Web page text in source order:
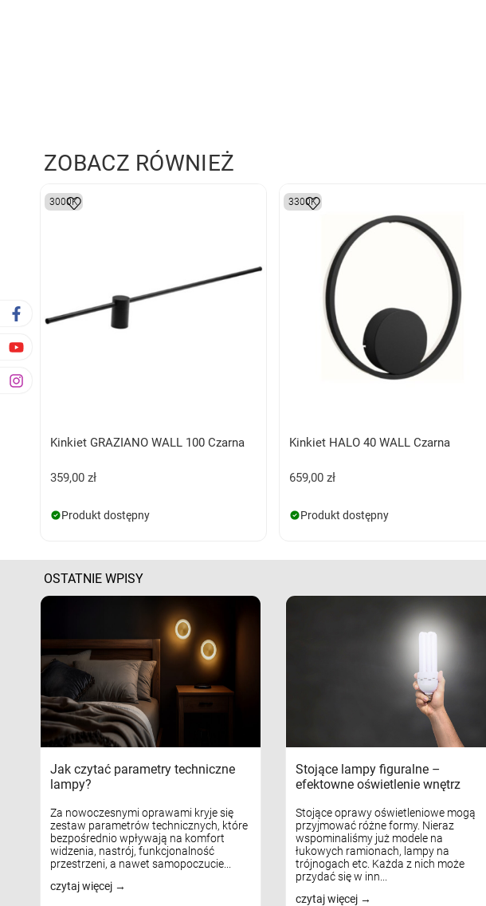
ZOBACZ RÓWNIEŻ
3000K
Kinkiet GRAZIANO WALL 100 Czarna
359,00 zł
Produkt dostępny
3300K
Kinkiet HALO 40 WALL Czarna
659,00 zł
Produkt dostępny
OSTATNIE WPISY
Jak czytać parametry techniczne
lampy?
Za nowoczesnymi oprawami kryje się
zestaw parametrów technicznych, które
bezpośrednio wpływają na komfort
widzenia, nastrój, funkcjonalność
przestrzeni, a nawet samopoczucie...
czytaj więcej
Stojące lampy figuralne –
efektowne oświetlenie wnętrz
Stojące oprawy oświetleniowe mogą
przyjmować różne formy. Nieraz
wspominaliśmy już modele na
łukowych ramionach, lampy na
trójnogach etc. Każda z nich może
przydać się w inn...
czytaj więcej